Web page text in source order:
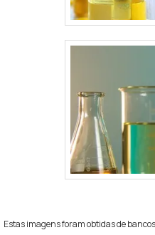
Estas imagens foram obtidas de